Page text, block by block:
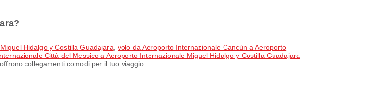
Hidalgo y Costilla Guadajara volo da Aeroporto Internazionale Cancún a Aeroporto
Città del Messico a Aeroporto Internazionale Miguel Hidalgo y Costilla Guadajara
collegamenti comodi per il tuo viaggio.